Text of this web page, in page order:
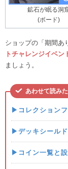
鉱石が眠る洞
(ボード)
ショップの「期間あ
トチャレンジイベン
ましょう。
あわせて読み
▶コレクション
▶デッキシール
▶コイン一覧と